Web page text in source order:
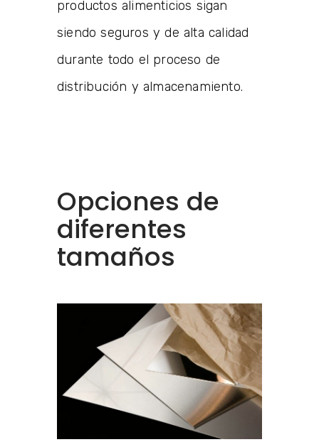
productos alimenticios sigan
siendo seguros y de alta calidad
durante todo el proceso de
distribución y almacenamiento.
Opciones de
diferentes
tamaños